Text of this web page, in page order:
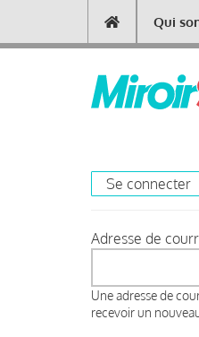
contenu
Main
Qui
Primary
tabs
Se connecter
Adresse de
Une adresse de
recevoir un